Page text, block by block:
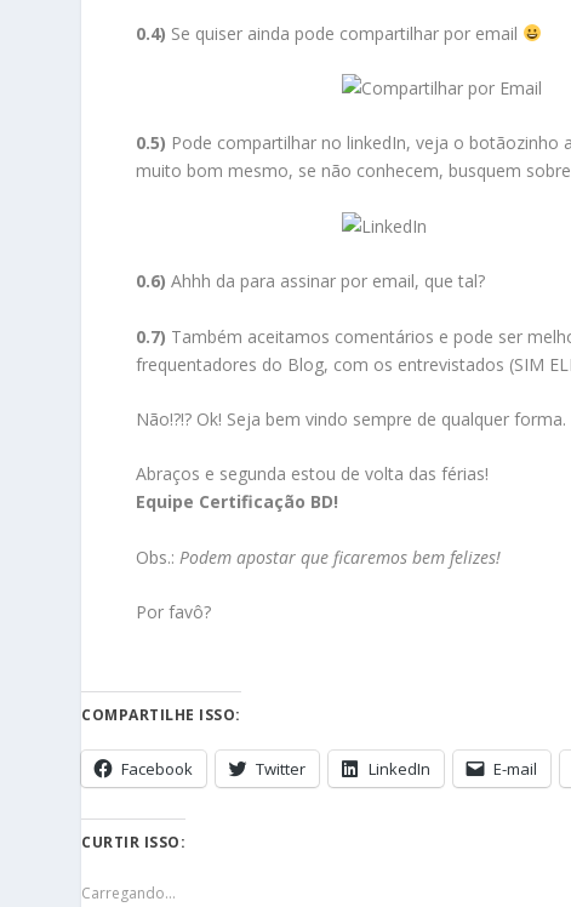
0.4) Se quiser ainda pode compartilhar por email
0.5) Pode compartilhar no linkedIn, veja o
muito bom mesmo, se não conhecem, busquem sobre
0.6) Ahhh da para assinar por email, que tal?
0.7) Também aceitamos comentários e pode ser
frequentadores do Blog, com os entrevistados (SIM
Não!?!? Ok! Seja bem vindo sempre de qualquer forma.
Abraços e segunda estou de volta das férias!
Equipe Certificação BD!
Obs.: Podem apostar que ficaremos bem felizes!
Por favô?
COMPARTILHE ISSO:
Facebook Twitter LinkedIn E-mail
CURTIR ISSO:
Carregando...